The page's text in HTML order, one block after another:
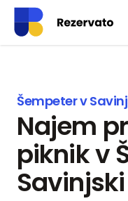
Šempeter v
Najem
piknik v